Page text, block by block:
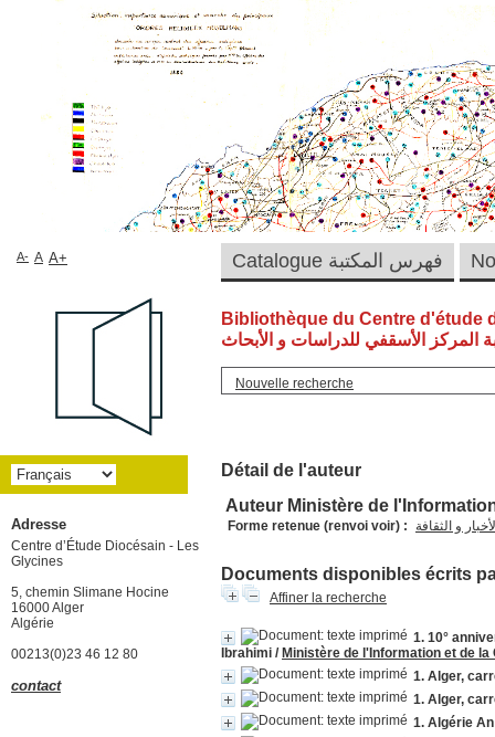
Bibliothèque du Centre d'étude
المركز الأسقفي للدراسات و الأبحاث
Nouvelle recherche
Détail de l'auteur
Auteur Ministère de
Forme retenue (renvoi voir) : و الثقافة
Documents disponibles écrits
Affiner la recherche
1. 10°
Ibrahimi / Ministère de l'Information et de la
1. Alger,
1. Alger,
1. Algérie
Catalogue فهرس المكتبة A- A A+
Adresse
Centre d’Étude Diocésain - Les
Glycines
5, chemin Slimane Hocine
16000 Alger
Algérie
00213(0)23 46 12 80
contact